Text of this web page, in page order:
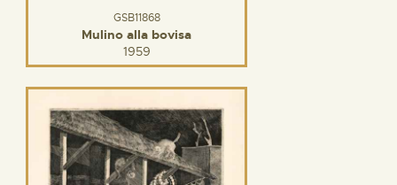
GSB11868
Mulino alla bovisa
1959